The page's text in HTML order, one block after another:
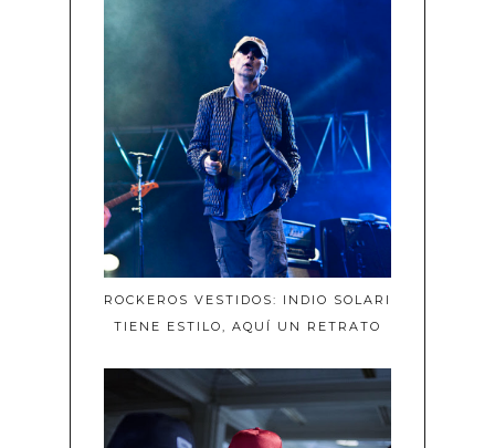
ROCKEROS VESTIDOS: INDIO SOLARI
TIENE ESTILO, AQUÍ UN RETRATO